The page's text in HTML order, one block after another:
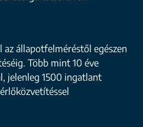
állapotfelméréstől egészen
Több mint 10 éve
jelenleg 1500 ingatlant